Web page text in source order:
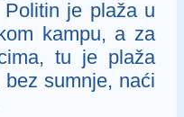
je plaža u
kampu, a za
tu je plaža
sumnje, naći